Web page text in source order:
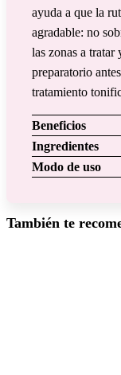
ayuda a que la
agradable: no
las zonas a tratar
preparatorio
tratamiento
Beneficios
Ingredientes
Modo de uso
También te